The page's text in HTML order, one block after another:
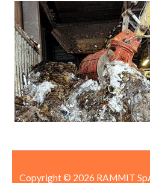
Copyright © 2026 RAMMIT